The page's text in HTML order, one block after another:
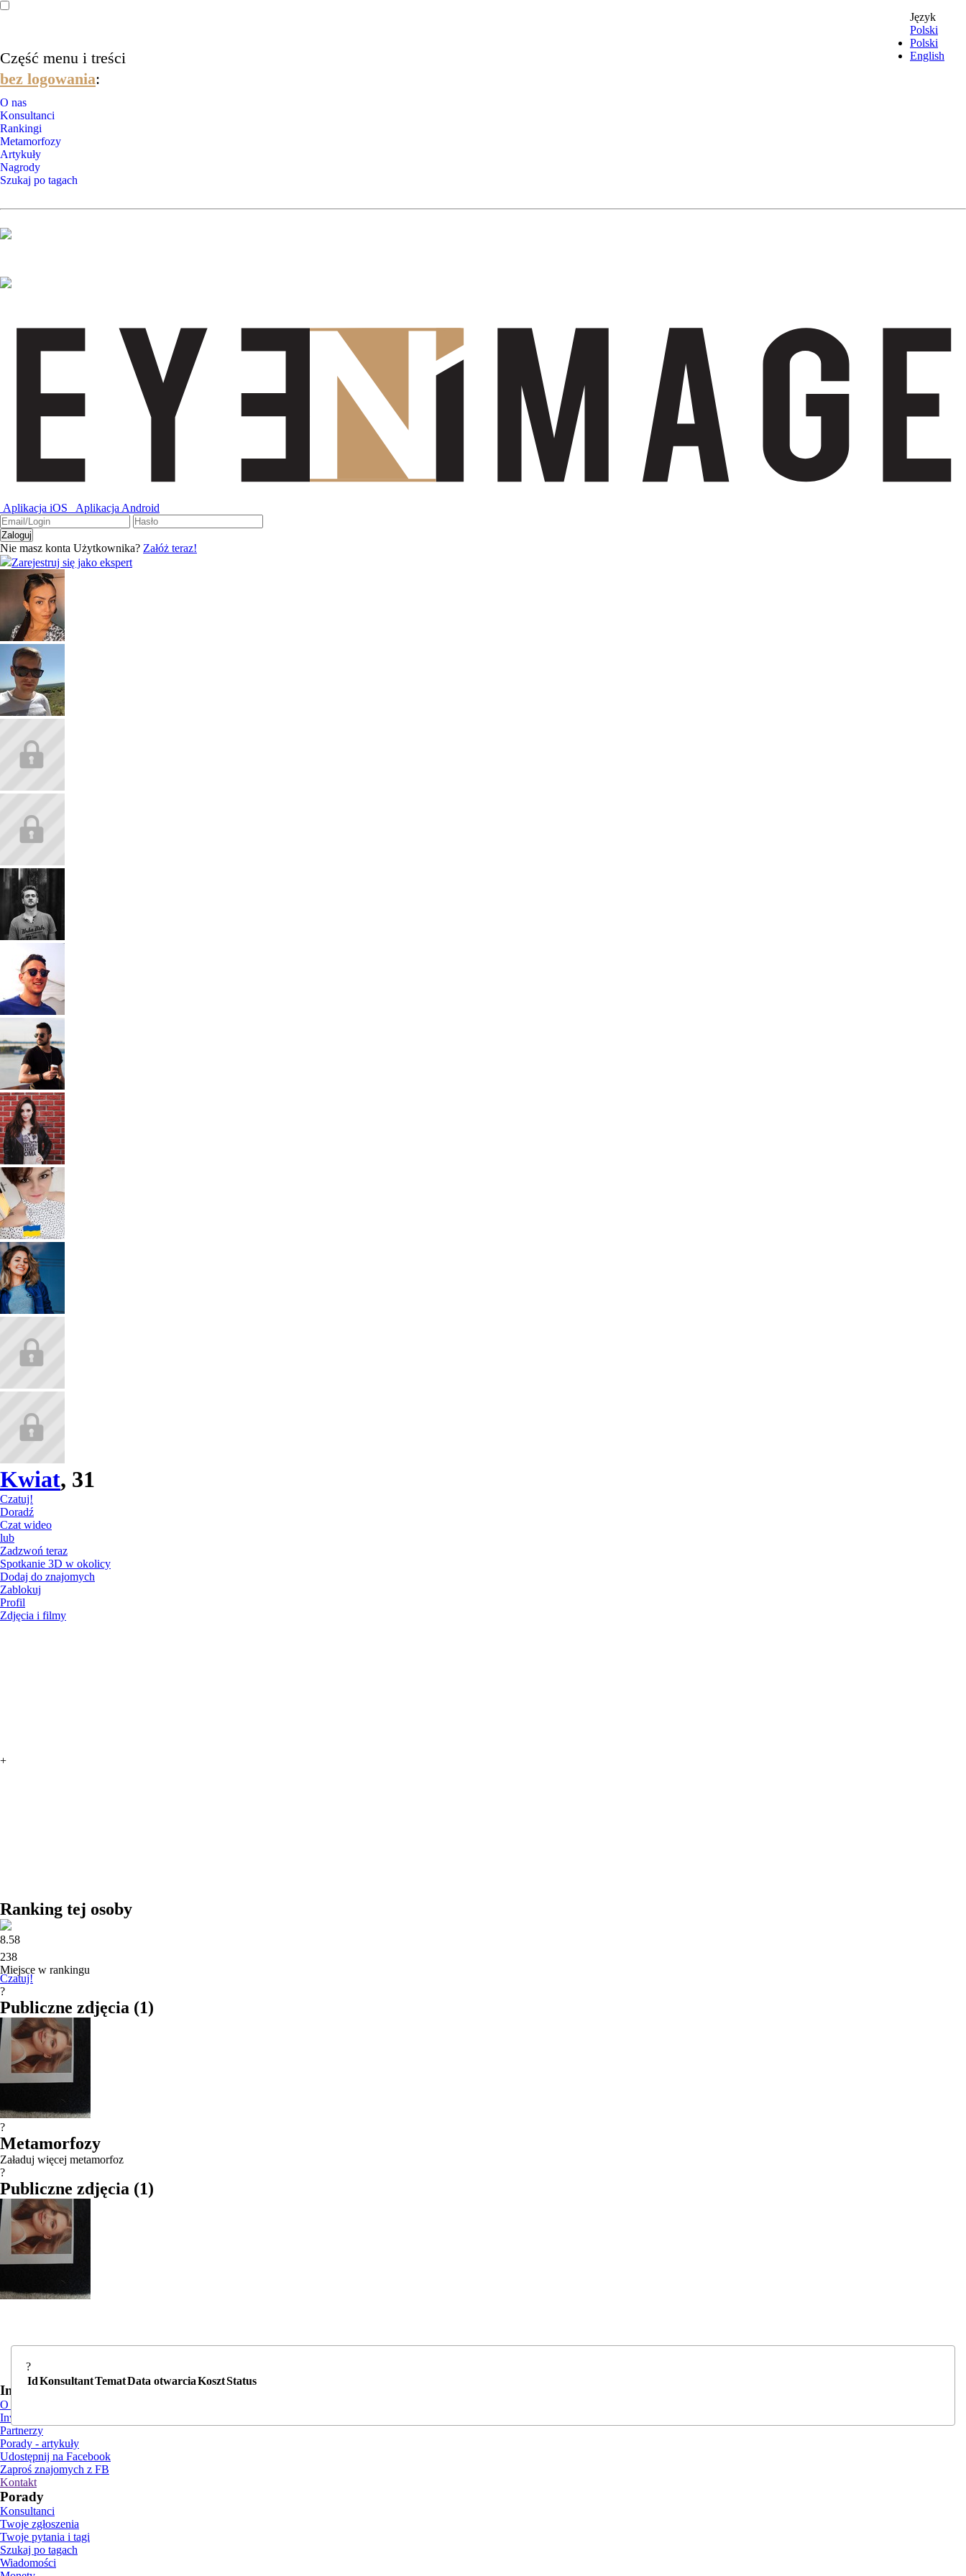
Część menu i treści
bez logowania:
O nas
Konsultanci
Rankingi
Metamorfozy
Artykuły
Nagrody
Szukaj po tagach
Język
Polski
Polski
English
Aplikacja iOS Aplikacja Android
Nie masz konta Użytkownika? Załóż teraz!
Zarejestruj się jako ekspert
Kwiat, 31
Czatuj!
Doradź
Czat wideo
lub
Zadzwoń teraz
Spotkanie 3D w okolicy
Dodaj do znajomych
Zablokuj
Profil
Zdjęcia i filmy
+
Ranking tej osoby
8.58
238
Miejsce w rankingu
Czatuj!
?
Publiczne zdjęcia (1)
?
Metamorfozy
Załaduj więcej metamorfoz
?
Publiczne zdjęcia (1)
?
IdKonsultantTematData otwarciaKosztStatus
Informacje
O nas
Inwestorzy i reklama
Partnerzy
Porady - artykuły
Udostępnij na Facebook
Zaproś znajomych z FB
Kontakt
Porady
Konsultanci
Twoje zgłoszenia
Twoje pytania i tagi
Szukaj po tagach
Wiadomości